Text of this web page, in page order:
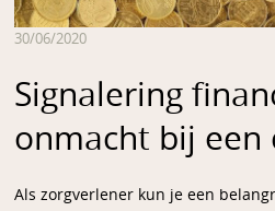
30/06/2020
Signalering
onmacht bij een
Als zorgverlener kun je een